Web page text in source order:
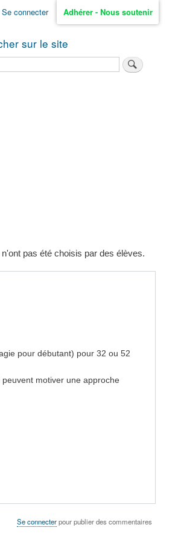
Se connecter Adhérer - Nous soutenir
sur le site
pas été choisis par des élèves.
pour débutant) pour 32 ou 52
motiver une approche
Se connecterpour publier des commentaires